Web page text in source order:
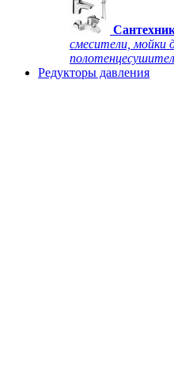
смесители, мойки
Редукторы давления